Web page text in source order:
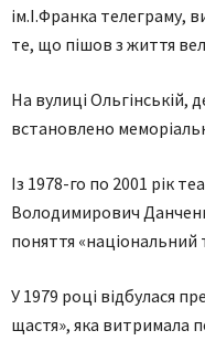
ім.І.Франка телеграму,
те, що пішов з життя
На вулиці Ольгінській,
встановлено
Із 1978-го по 2001 рік
Володимирович
поняття «національний
У 1979 році відбулася
щастя», яка витримала